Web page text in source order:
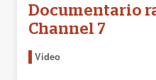
Documentario
Channel 7
Video